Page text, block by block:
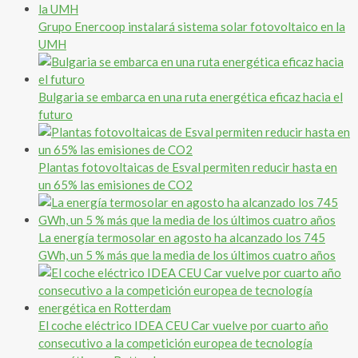
Grupo Enercoop instalará sistema solar fotovoltaico en la
UMH
Bulgaria se embarca en una ruta energética eficaz hacia el
futuro
Plantas fotovoltaicas de Esval permiten reducir hasta en
un 65% las emisiones de CO2
La energía termosolar en agosto ha alcanzado los 745
GWh, un 5 % más que la media de los últimos cuatro años
El coche eléctrico IDEA CEU Car vuelve por cuarto año
consecutivo a la competición europea de tecnología